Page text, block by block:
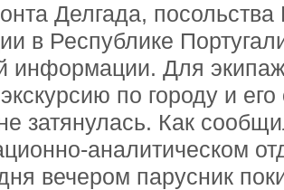
Делгада, посольства
в Республике
информации. Для
по городу и
затянулась. Как
аналитическом
вечером парусник